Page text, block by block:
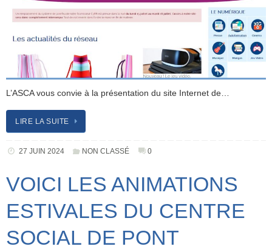
L’ASCA vous convie à la présentation du site Internet de…
LIRE LA SUITE
27 JUIN 2024 NON CLASSÉ 0
VOICI LES ANIMATIONS
ESTIVALES DU CENTRE
SOCIAL DE PONT